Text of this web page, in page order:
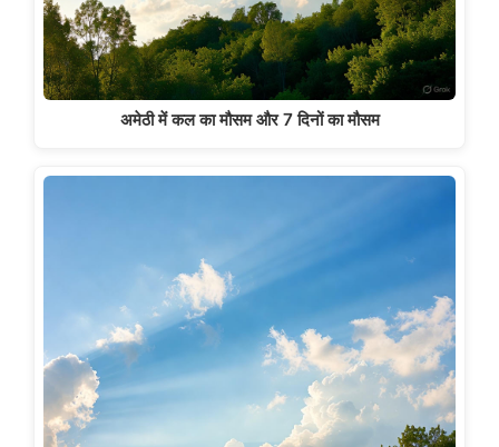
अमेठी में कल का मौसम और 7 दिनों का मौसम